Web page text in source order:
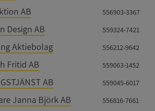
AB 556903-3367
Design AB 559324-7421
Aktiebolag 556212-9642
Fritid AB 559063-1452
AB 559045-6017
Janna Björk AB 556816-7661